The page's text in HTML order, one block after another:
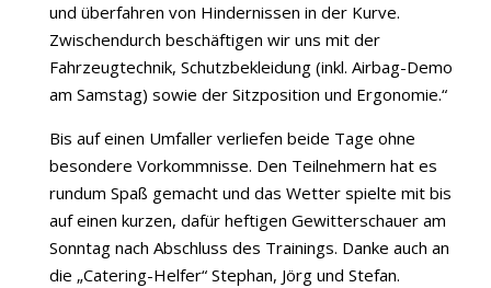
und überfahren von Hindernissen in der Kurve.
Zwischendurch beschäftigen wir uns mit der
Fahrzeugtechnik, Schutzbekleidung (inkl. Airbag-Demo
am Samstag) sowie der Sitzposition und Ergonomie.“
Bis auf einen Umfaller verliefen beide Tage ohne
besondere Vorkommnisse. Den Teilnehmern hat es
rundum Spaß gemacht und das Wetter spielte mit bis
auf einen kurzen, dafür heftigen Gewitterschauer am
Sonntag nach Abschluss des Trainings. Danke auch an
die „Catering-Helfer“ Stephan, Jörg und Stefan.